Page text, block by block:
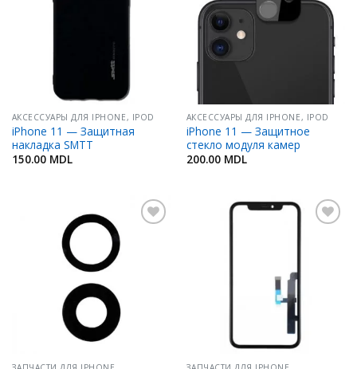
Избранное
АКСЕССУАРЫ ДЛЯ IPHONE, IPOD
iPhone 11 — Защитная
накладка SMTT
150.00 MDL
Избранное
АКСЕССУАРЫ ДЛЯ IPHONE, IPOD
iPhone 11 — Защитное
стекло модуля камер
200.00 MDL
Добавить
Избранное